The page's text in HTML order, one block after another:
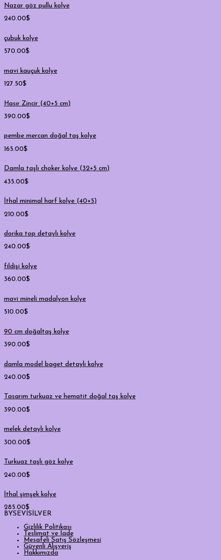
Nazar göz pullu kolye
240.00$
çubuk kolye
570.00$
mavi kauçuk kolye
127.50$
Hasır Zincir (40+5 cm)
390.00$
pembe mercan doğal taş kolye
165.00$
Damla taşlı choker kolye (32+5 cm)
435.00$
İthal minimal harf kolye (40+5)
210.00$
dorika top detaylı kolye
240.00$
fildişi kolye
360.00$
mavi mineli madalyon kolye
510.00$
90 cm doğaltaş kolye
390.00$
damla model baget detaylı kolye
240.00$
Tasarım turkuaz ve hematit doğal taş kolye
390.00$
melek detaylı kolye
300.00$
Turkuaz taşlı göz kolye
240.00$
İthal şimşek kolye
285.00$
BYSEVİSİLVER
Gizlilik Politikası
Teslimat ve İade
Mesafeli Satış Sözleşmesi
Güvenli Alışveriş
Hakkımızda